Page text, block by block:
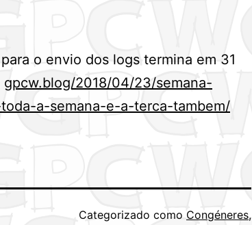
o envio dos logs termina em 31
gpcw.blog/2018/04/23/semana-
a-semana-e-a-terca-tambem/
Categorizado como Congéneres,